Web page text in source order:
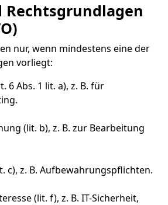
Rechtsgrundlagen
nur, wenn mindestens eine der
vorliegt:
6 Abs. 1 lit. a), z. B. für
(lit. b), z. B. zur Bearbeitung
c), z. B. Aufbewahrungspflichten.
(lit. f), z. B. IT-Sicherheit,